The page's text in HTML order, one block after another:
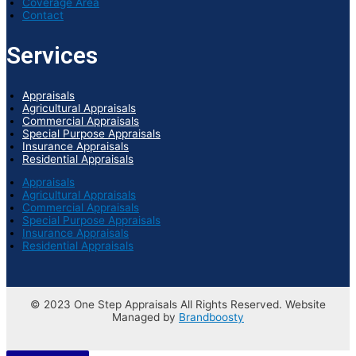
Contact
Services
Appraisals
Agricultural Appraisals
Commercial Appraisals
Special Purpose Appraisals
Insurance Appraisals
Residential Appraisals
Appraisals
Agricultural Appraisals
Commercial Appraisals
Special Purpose Appraisals
Insurance Appraisals
Residential Appraisals
© 2023 One Step Appraisals All Rights Reserved. Website
Managed by Brandboosty